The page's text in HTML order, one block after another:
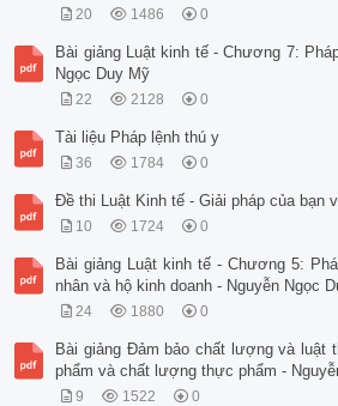
20 1486 0
Bài giảng Luật kinh tế - Chương 7:
Ngọc Duy Mỹ
22 2128 0
Tài liệu Pháp lệnh thú y
36 1784 0
Đề thi Luật Kinh tế - Giải pháp của bạn
10 1724 0
Bài giảng Luật kinh tế - Chương 5:
nhân và hộ kinh doanh - Nguyễn Ngọc
24 1880 0
Bài giảng Đảm bảo chất lượng và luật
phẩm và chất lượng thực phẩm -
9 1522 0